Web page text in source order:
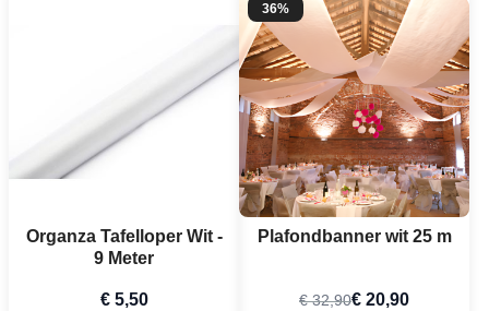
Organza Tafelloper Wit -
9 Meter
€ 5,50
36%
Plafondbanner wit 25 m
€ 32,90€ 20,90